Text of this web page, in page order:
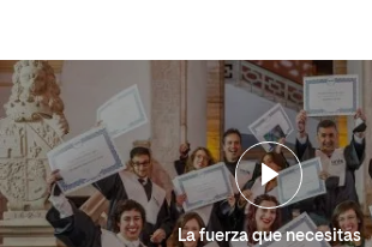
La fuerza que necesitas